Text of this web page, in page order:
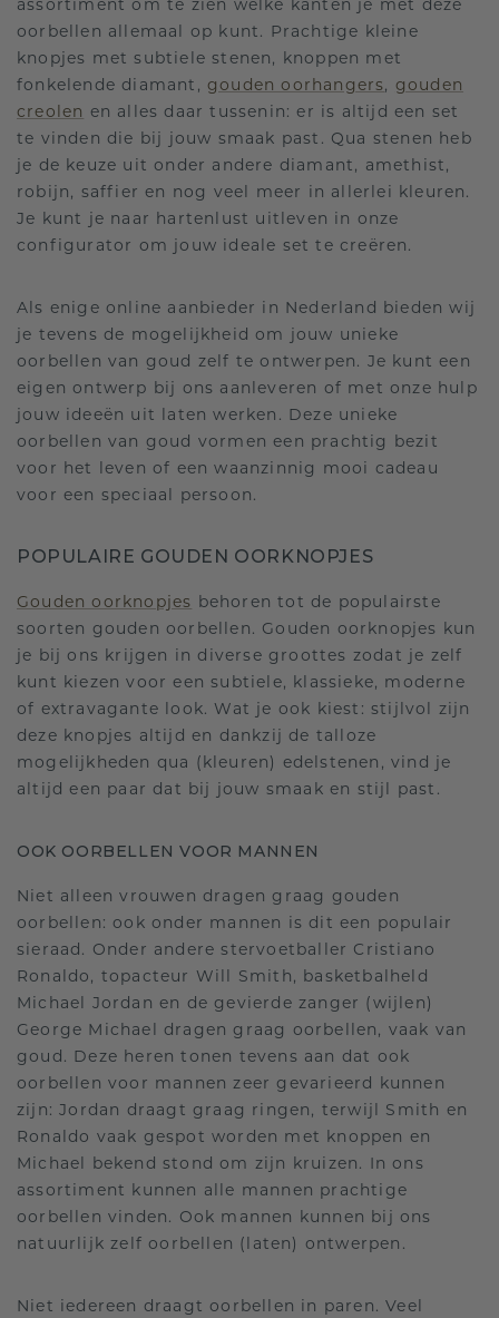
assortiment om te zien welke kanten je met deze
oorbellen allemaal op kunt. Prachtige kleine
knopjes met subtiele stenen, knoppen met
fonkelende diamant, gouden oorhangers, gouden
creolen en alles daar tussenin: er is altijd een set
te vinden die bij jouw smaak past. Qua stenen heb
je de keuze uit onder andere diamant, amethist,
robijn, saffier en nog veel meer in allerlei kleuren.
Je kunt je naar hartenlust uitleven in onze
configurator om jouw ideale set te creëren.
Als enige online aanbieder in Nederland bieden wij
je tevens de mogelijkheid om jouw unieke
oorbellen van goud zelf te ontwerpen. Je kunt een
eigen ontwerp bij ons aanleveren of met onze hulp
jouw ideeën uit laten werken. Deze unieke
oorbellen van goud vormen een prachtig bezit
voor het leven of een waanzinnig mooi cadeau
voor een speciaal persoon.
POPULAIRE GOUDEN OORKNOPJES
Gouden oorknopjes behoren tot de populairste
soorten gouden oorbellen. Gouden oorknopjes kun
je bij ons krijgen in diverse groottes zodat je zelf
kunt kiezen voor een subtiele, klassieke, moderne
of extravagante look. Wat je ook kiest: stijlvol zijn
deze knopjes altijd en dankzij de talloze
mogelijkheden qua (kleuren) edelstenen, vind je
altijd een paar dat bij jouw smaak en stijl past.
OOK OORBELLEN VOOR MANNEN
Niet alleen vrouwen dragen graag gouden
oorbellen: ook onder mannen is dit een populair
sieraad. Onder andere stervoetballer Cristiano
Ronaldo, topacteur Will Smith, basketbalheld
Michael Jordan en de gevierde zanger (wijlen)
George Michael dragen graag oorbellen, vaak van
goud. Deze heren tonen tevens aan dat ook
oorbellen voor mannen zeer gevarieerd kunnen
zijn: Jordan draagt graag ringen, terwijl Smith en
Ronaldo vaak gespot worden met knoppen en
Michael bekend stond om zijn kruizen. In ons
assortiment kunnen alle mannen prachtige
oorbellen vinden. Ook mannen kunnen bij ons
natuurlijk zelf oorbellen (laten) ontwerpen.
Niet iedereen draagt oorbellen in paren. Veel